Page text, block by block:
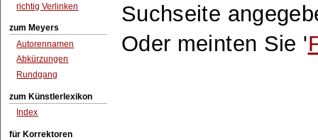
richtig Verlinken
zum Meyers
Autorennamen
Abkürzungen
Rundgang
zum Künstlerlexikon
Index
für Korrektoren
Suchseite
Oder meinten Sie '